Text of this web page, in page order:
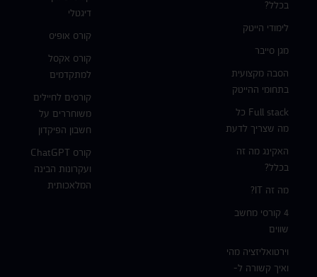
בכלל?
לימודי הייטק
מגן סייבר
הסבה מקצועית
בתחומי ההייטק
Full stack כל
מה שצריך לדעת
האקינג מה זה
בכלל?
מה זה IT?
4 קורסי מחשב
שווים
וירטואליזציה מהי
ואיך קשורה ל-
דיגטלי
קורס אופיס
קורס אקסל
למתקדמים
קורסים לחיילים
משוחררים על
חשבון הפיקדון
קורס ChatGPT
ועקרונות הבינה
המלאכותית